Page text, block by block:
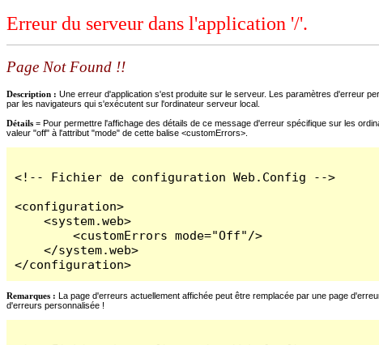
Erreur du serveur dans l'application '/'.
Page Not Found !!
Description : Une erreur d'application s'est produite sur le serveur. Les paramètres d'erreur
par les navigateurs qui s'exécutent sur l'ordinateur serveur local.
Détails = Pour permettre l'affichage des détails de ce message d'erreur spécifique sur les
valeur "off" à l'attribut "mode" de cette balise <customErrors>.
<!-- Fichier de configuration Web.Config -->
<configuration>
    <system.web>
        <customErrors mode="Off"/>
    </system.web>
</configuration>
Remarques : La page d'erreurs actuellement affichée peut être remplacée par une page
d'erreurs personnalisée !